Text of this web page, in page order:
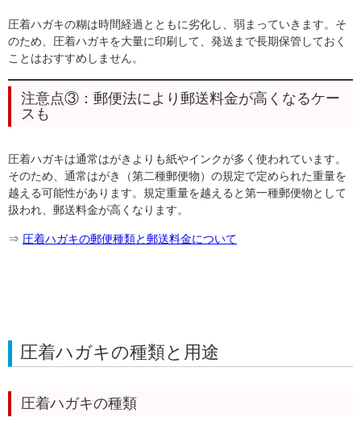
圧着ハガキの糊は時間経過とともに劣化し、弱まっていきます。そ
のため、圧着ハガキを大量に印刷して、発送まで長期保管しておく
ことはおすすめしません。
注意点③：郵便法により郵送料金が高くなるケー
スも
圧着ハガキは通常はがきよりも紙やインクが多く使われています。
そのため、通常はがき（第二種郵便物）の規定で定められた重量を
越える可能性があります。規定重量を越えると第一種郵便物として
扱われ、郵送料金が高くなります。
⇒ 圧着ハガキの郵便種類と郵送料金について
圧着ハガキの種類と用途
圧着ハガキの種類